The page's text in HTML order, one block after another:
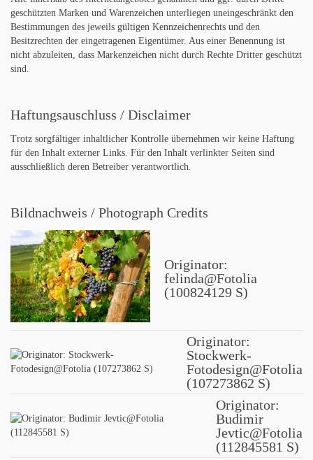
geschützten Marken und Warenzeichen unterliegen uneingeschränkt den
Bestimmungen des jeweils gültigen Kennzeichenrechts und den
Besitzrechten der eingetragenen Eigentümer. Aus einer Benennung ist
nicht abzuleiten, dass Markenzeichen nicht durch Rechte Dritter geschützt
sind.
Haftungsauschluss / Disclaimer
Trotz sorgfältiger inhaltlicher Kontrolle übernehmen wir keine Haftung
für den Inhalt externer Links. Für den Inhalt verlinkter Seiten sind
ausschließlich deren Betreiber verantwortlich.
Bildnachweis / Photograph Credits
Originator:
felinda@Fotolia
(100824129 S)
Originator:
Stockwerk-
Fotodesign@Fotolia
(107273862 S)
Originator:
Budimir
Jevtic@Fotolia
(112845581 S)